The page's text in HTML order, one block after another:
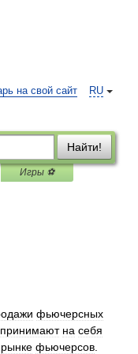
RU
на свой сайт
Найти!
Игры ⚽
фьючерсных
принимают на себя
рынке фьючерсов